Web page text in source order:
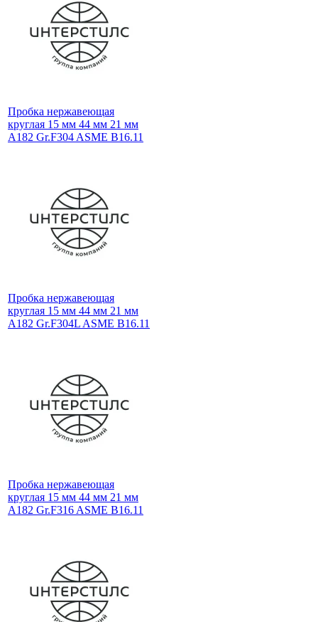
Пробка нержавеющая
круглая 15 мм 44 мм 21 мм
A182 Gr.F304 ASME B16.11
Пробка нержавеющая
круглая 15 мм 44 мм 21 мм
A182 Gr.F304L ASME B16.11
Пробка нержавеющая
круглая 15 мм 44 мм 21 мм
A182 Gr.F316 ASME B16.11